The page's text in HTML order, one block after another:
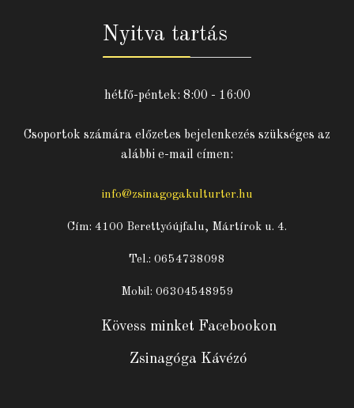
Nyitva tartás
hétfő-péntek: 8:00 - 16:00
Csoportok számára előzetes bejelenkezés szükséges az
alábbi e-mail címen:
info@zsinagogakulturter.hu
Cím: 4100 Berettyóújfalu, Mártírok u. 4.
Tel.: 0654738098
Mobil: 06304548959
Kövess minket Facebookon
Zsinagóga Kávézó